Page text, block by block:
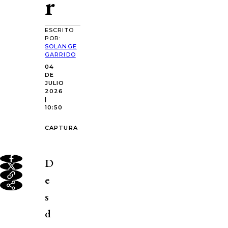
ESCRITO
POR:
SOLANGE
GARRIDO
04
DE
JULIO
2026
|
10:50
CAPTURA
D
e
s
d